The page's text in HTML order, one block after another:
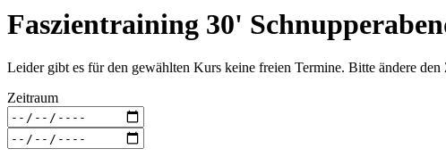
Faszientraining 30'
Leider gibt es für den gewählten Kurs keine freien Termine. Bitte ändere
Zeitraum